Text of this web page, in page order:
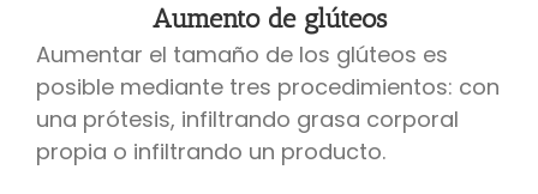
Aumento de glúteos
Aumentar el tamaño de los glúteos es
posible mediante tres procedimientos: con
una prótesis, infiltrando grasa corporal
propia o infiltrando un producto.